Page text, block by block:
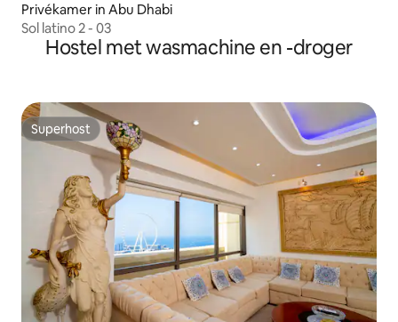
Privékamer in Abu Dhabi
Sol latino 2 - 03
Hostel met wasmachine en -droger
Superhost
Superhost